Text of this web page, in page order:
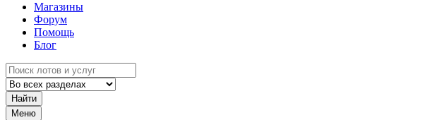
Магазины
Форум
Помощь
Блог
Найти
Меню